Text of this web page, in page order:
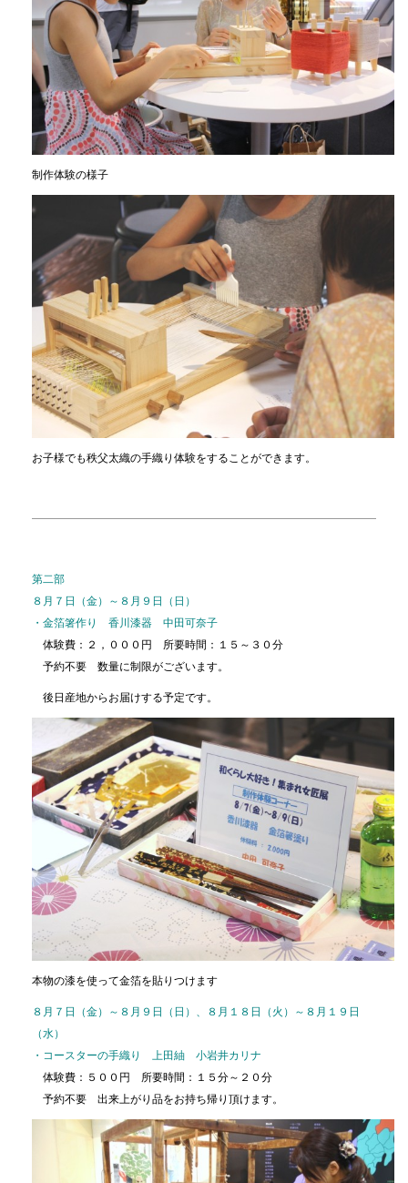
制作体験の様子
お子様でも秩父太織の手織り体験をすることができます。
第二部
８月７日（金）～８月９日（日）
・金箔箸作り 香川漆器 中田可奈子
体験費：２，０００円 所要時間：１５～３０分
予約不要 数量に制限がございます。
後日産地からお届けする予定です。
本物の漆を使って金箔を貼りつけます
８月７日（金）～８月９日（日）、８月１８日（火）～８月１９日
（水）
・コースターの手織り 上田紬 小岩井カリナ
体験費：５００円 所要時間：１５分～２０分
予約不要 出来上がり品をお持ち帰り頂けます。